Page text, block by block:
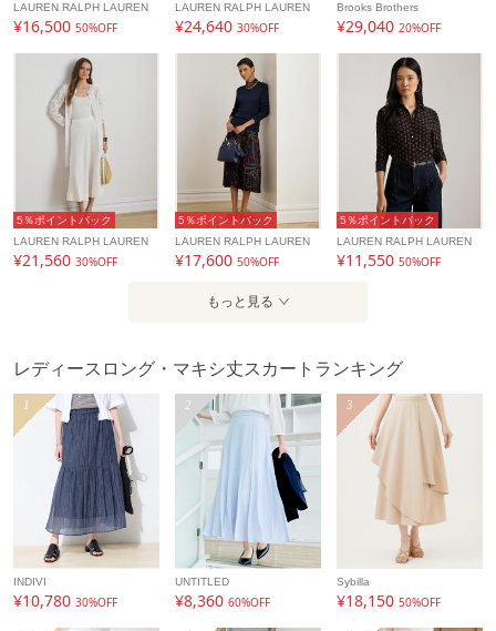
LAUREN RALPH LAUREN
¥16,500 50%OFF
LAUREN RALPH LAUREN
¥24,640 30%OFF
Brooks Brothers
¥29,040 20%OFF
5％ポイントバック
LAUREN RALPH LAUREN
¥21,560 30%OFF
5％ポイントバック
LAUREN RALPH LAUREN
¥17,600 50%OFF
5％ポイントバック
LAUREN RALPH LAUREN
¥11,550 50%OFF
もっと見る
レディースロング・マキシ丈スカートランキング
1
INDIVI
¥10,780 30%OFF
2
UNTITLED
¥8,36060%OFF
3
Sybilla
¥18,15050%OFF